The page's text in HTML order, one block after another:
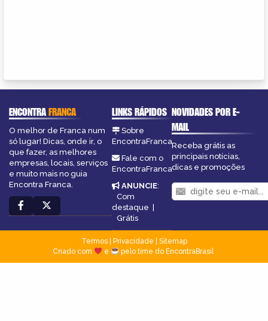
ENCONTRAFRANCA
O melhor de Franca num
só lugar! Dicas, onde ir, o
que fazer, as melhores
empresas, locais, serviços
e muito mais no guia
Encontra Franca.
LINKS RÁPIDOS
Sobre
EncontraFranca
Fale com o
EncontraFranca
ANUNCIE:
Com
destaque
Grátis
NOVIDADES POR E-
MAIL
Receba grátis as
principais notícias,
dicas e promoções
Termos| Privacidade
Sitemap
Criado com
e pelo time do EncontraBrasil